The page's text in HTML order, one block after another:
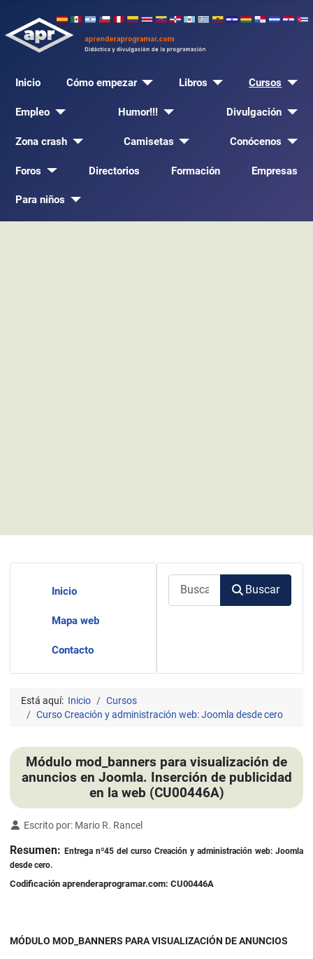
Inicio Cómo empezar Libros Cursos
Empleo Humor!!! Divulgación
Zona crash Camisetas Conócenos
Foros Directorios Formación Empresas
Para niños
Inicio
Mapa web
Contacto
Buscar
Está aquí: Inicio
Cursos
Curso Creación y administración web: Joomla desde cero
Módulo mod_banners para visualización de
anuncios en Joomla. Inserción de publicidad
en la web (CU00446A)
Detalles
Escrito por: Mario R. Rancel
Resumen: Entrega nº45 del curso Creación y administración web: Joomla
desde cero.
Codificación aprenderaprogramar.com: CU00446A
MÓDULO MOD_BANNERS PARA VISUALIZACIÓN DE ANUNCIOS